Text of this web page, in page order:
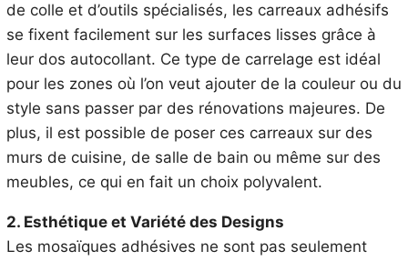
de colle et d’outils spécialisés, les carreaux adhésifs
se fixent facilement sur les surfaces lisses grâce à
leur dos autocollant. Ce type de carrelage est idéal
pour les zones où l’on veut ajouter de la couleur ou du
style sans passer par des rénovations majeures. De
plus, il est possible de poser ces carreaux sur des
murs de cuisine, de salle de bain ou même sur des
meubles, ce qui en fait un choix polyvalent.
2. Esthétique et Variété des Designs
Les mosaïques adhésives ne sont pas seulement